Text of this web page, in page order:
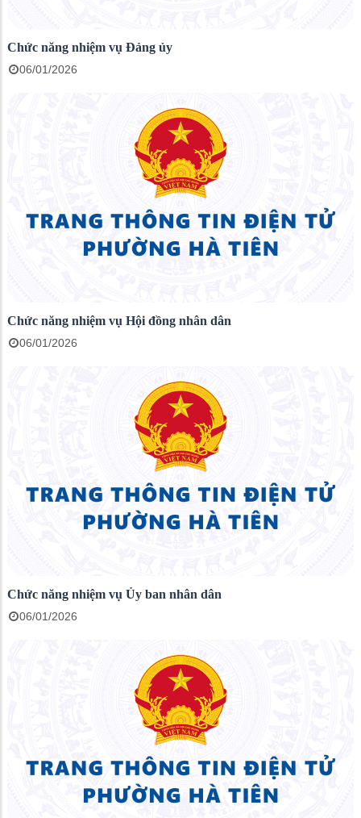
Chức năng nhiệm vụ Đảng ủy
06/01/2026
Chức năng nhiệm vụ Hội đồng nhân dân
06/01/2026
Chức năng nhiệm vụ Ủy ban nhân dân
06/01/2026